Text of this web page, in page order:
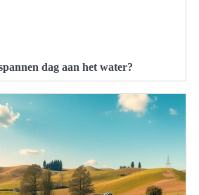
dag aan het water?